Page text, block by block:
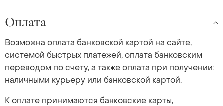
Оплата
Возможна оплата банковской картой на сайте,
системой быстрых платежей, оплата банковским
переводом по счету, а также оплата при получении:
наличными курьеру или банковской картой.
К оплате принимаются банковские карты,